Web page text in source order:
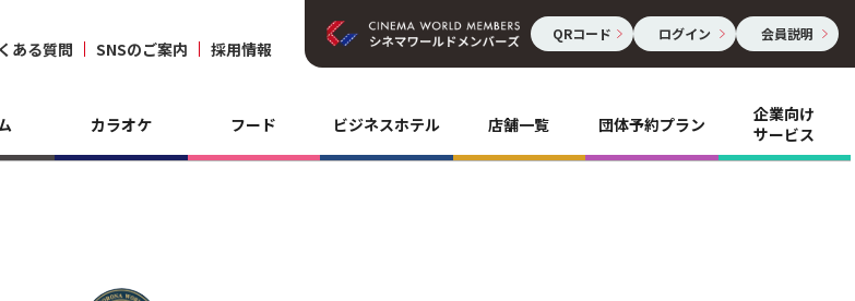
ある質問 SNSのご案内 採用情報
QRコード ログイン 会員説明
カラオケ フード ビジネスホテル 店舗一覧 団体予約プラン
企業向け
サービス